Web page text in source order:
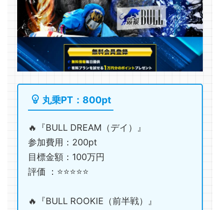
丸乗PT：800pt
🔥『BULL DREAM（デイ）』
参加費用：200pt
目標金額：100万円
評価 ：⭐️⭐️⭐️⭐️⭐️
🔥『BULL ROOKIE（前半戦）』